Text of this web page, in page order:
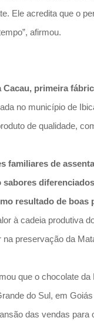
Ele acredita que o
afirmou.
Cacau, primeira
no município de
de qualidade,
familiares de
resultado de boas
à cadeia produtiva
preservação da
que o chocolate
do Sul, em
das vendas para